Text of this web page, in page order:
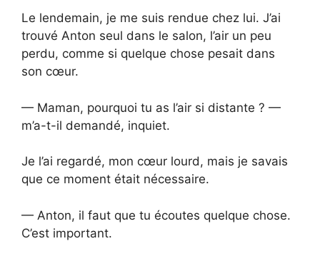
Le lendemain, je me suis rendue chez lui. J’ai
trouvé Anton seul dans le salon, l’air un peu
perdu, comme si quelque chose pesait dans
son cœur.
— Maman, pourquoi tu as l’air si distante ? —
m’a-t-il demandé, inquiet.
Je l’ai regardé, mon cœur lourd, mais je savais
que ce moment était nécessaire.
— Anton, il faut que tu écoutes quelque chose.
C’est important.